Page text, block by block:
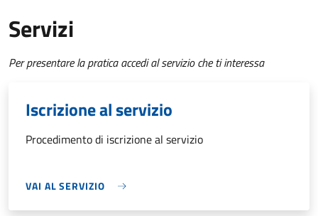
Servizi
Per presentare la pratica accedi al servizio che ti interessa
Iscrizione al servizio
Procedimento di iscrizione al servizio
VAI AL SERVIZIO